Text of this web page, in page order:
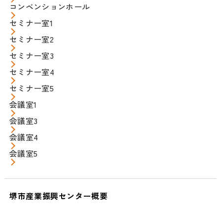
コンベンションホール
セミナー室1
セミナー室2
セミナー室3
セミナー室4
セミナー室5
会議室1
会議室3
会議室4
会議室5
堺市産業振興センター概要